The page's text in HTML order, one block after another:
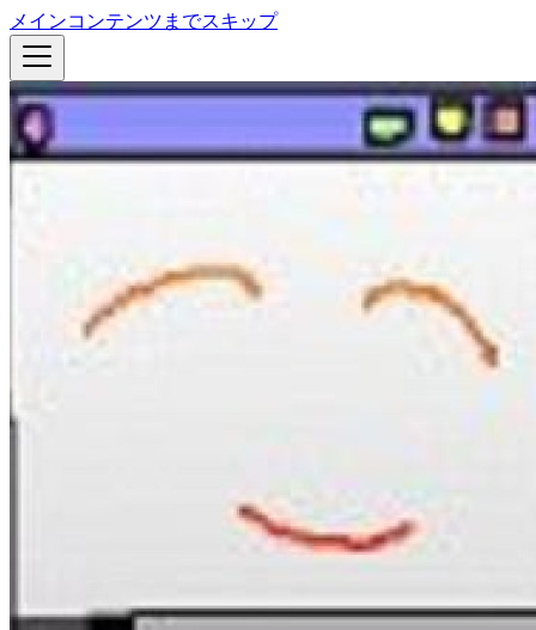
メインコンテンツまでスキップ